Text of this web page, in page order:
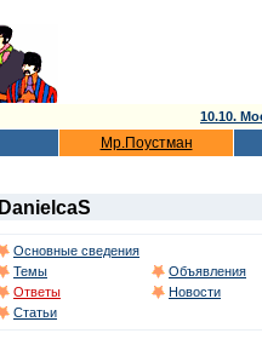
10.10.
Мр.Поустман
DanielcaS
Основные сведения
Темы
Ответы
Статьи
Объявления
Новости